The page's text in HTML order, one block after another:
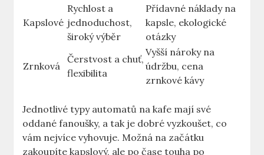
Kapslové
Rychlost‌ a⁤
jednoduchost, ​
široký výběr
Přídavné ⁢náklady na
kapsle, ekologické
‍otázky
Zrnková
Čerstvost a‌ chuť,
flexibilita
Vyšší ⁤nároky na​
údržbu, cena
zrnkové kávy
Jednotlivé typy automatů na⁣ kafe mají‍ své
oddané fanoušky, a tak je‌ dobré vyzkoušet, co
vám nejvíce⁢ vyhovuje. Možná na začátku
zakoupíte‍ kapslový, ale po čase‍ touha po